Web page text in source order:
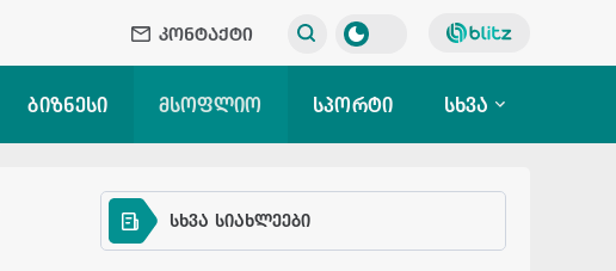
კონტაქტი
ბიზნესი მსოფლიო სპორტი სხვა
სხვა სიახლეები